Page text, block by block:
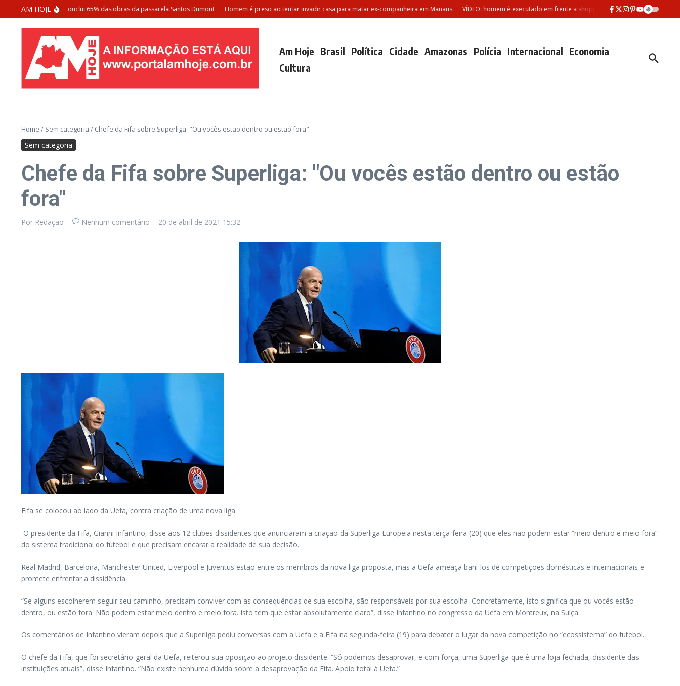
Ir para o conteúdo
AM HOJE
de Manaus conclui 65% das obras da passarela Santos Dumont Homem é preso ao tentar invadir casa para matar ex-companheira em Manaus VÍDEO: homem é executado em frente a shopping no Parque Dez em Manaus
Am Hoje Brasil Política Cidade Amazonas Polícia Internacional Economia
Cultura
Home / Sem categoria / Chefe da Fifa sobre Superliga: "Ou vocês estão dentro ou estão fora"
Sem categoria
Chefe da Fifa sobre Superliga: "Ou vocês estão dentro ou estão
fora"
Por Redação Nenhum comentário 20 de abril de 2021 15:32
Fifa se colocou ao lado da Uefa, contra criação de uma nova liga
O presidente da Fifa, Gianni Infantino, disse aos 12 clubes dissidentes que anunciaram a criação da Superliga Europeia nesta terça-feira (20) que eles não podem estar “meio dentro e meio fora”
do sistema tradicional do futebol e que precisam encarar a realidade de sua decisão.
Real Madrid, Barcelona, Manchester United, Liverpool e Juventus estão entre os membros da nova liga proposta, mas a Uefa ameaça bani-los de competições domésticas e internacionais e
promete enfrentar a dissidência.
“Se alguns escolherem seguir seu caminho, precisam conviver com as consequências de sua escolha, são responsáveis por sua escolha. Concretamente, isto significa que ou vocês estão
dentro, ou estão fora. Não podem estar meio dentro e meio fora. Isto tem que estar absolutamente claro”, disse Infantino no congresso da Uefa em Montreux, na Suíça.
Os comentários de Infantino vieram depois que a Superliga pediu conversas com a Uefa e a Fifa na segunda-feira (19) para debater o lugar da nova competição no “ecossistema” do futebol.
O chefe da Fifa, que foi secretário-geral da Uefa, reiterou sua oposição ao projeto dissidente. “Só podemos desaprovar, e com força, uma Superliga que é uma loja fechada, dissidente das
instituições atuais”, disse Infantino. “Não existe nenhuma dúvida sobre a desaprovação da Fifa. Apoio total à Uefa.”